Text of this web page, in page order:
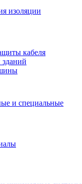
изоляции
кабеля
зданий
и специальные